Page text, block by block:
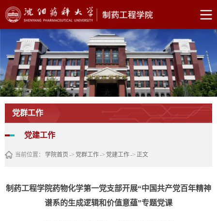
党群工作
党建工作
当前位置： 学院首页 -> 党群工作-> 党建工作-> 正文
制药工程学院药物化学第一党支部开展“中国共产党百年精神
谱系的生成逻辑和价值意蕴”专题党课